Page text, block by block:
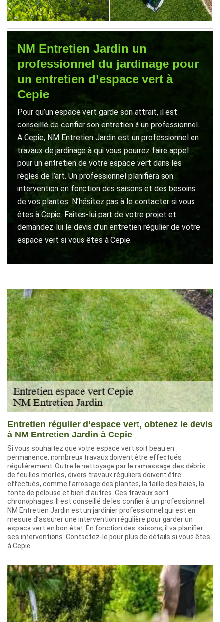
NM Entretien Jardin un
professionnel du jardinage pour
un entretien d’espace vert à
Cepie
Pour qu’un espace vert garde son attrait, il est
conseillé de confier son entretien à un professionnel.
A Cepie, NM Entretien Jardin est un professionnel en
travaux de jardinage à qui vous pourrez faire appel
pour un entretien de votre espace vert dans les
règles de l’art. Un professionnel planifiera son
intervention en fonction des saisons et des besoins
de vos plantes. N’hésitez pas à le contacter si vous
êtes à Cepie. Faites-lui part de votre projet et
demandez-lui le devis d’un entretien régulier de votre
espace vert si vous êtes à Cepie.
Entretien régulier d’espace vert, obtenez le devis
à NM Entretien Jardin à Cepie
Si vous souhaitez que votre espace vert soit beau en
permanence, nombreux travaux doivent être effectués
régulièrement. Outre le nettoyage par le ramassage des débris
de feuilles mortes, divers travaux réguliers doivent être
effectués, comme l’arrosage des plantes, la taille des haies, la
tonte de pelouse et bien d’autres. Ces travaux sont
chronophages. Il est conseillé de les confier à un professionnel.
NM Entretien Jardin est un jardinier professionnel qui est en
mesure d’assurer une intervention régulière pour garder un
espace vert en bon état. En fonction des saisons, il va planifier
ses interventions. Contactez-le pour plus de détails si vous êtes
à Cepie.